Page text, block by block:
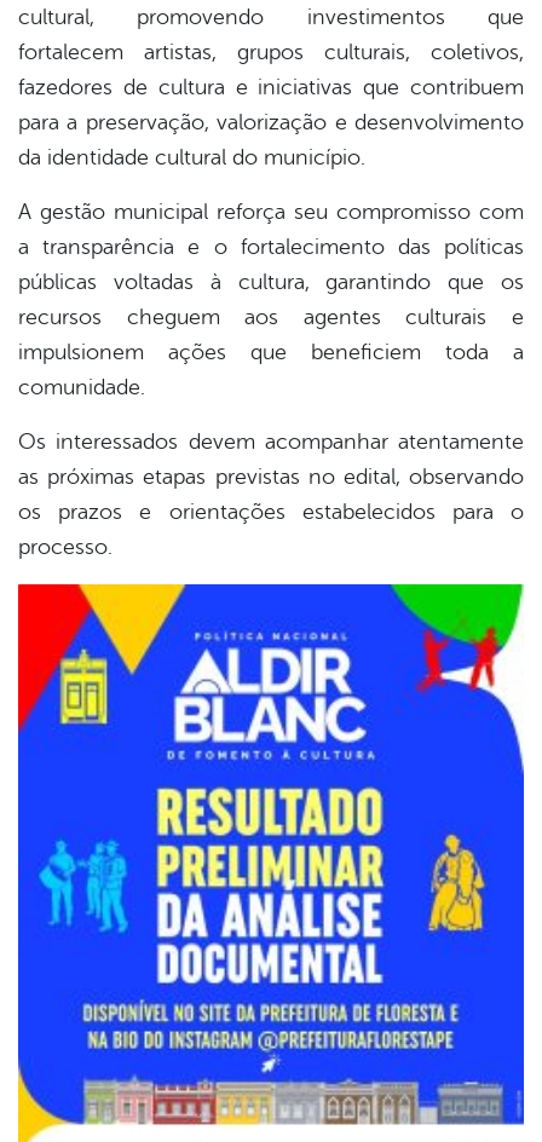
cultural, promovendo investimentos que
fortalecem artistas, grupos culturais, coletivos,
fazedores de cultura e iniciativas que contribuem
para a preservação, valorização e desenvolvimento
da identidade cultural do município.
A gestão municipal reforça seu compromisso com
a transparência e o fortalecimento das políticas
públicas voltadas à cultura, garantindo que os
recursos cheguem aos agentes culturais e
impulsionem ações que beneficiem toda a
comunidade.
Os interessados devem acompanhar atentamente
as próximas etapas previstas no edital, observando
os prazos e orientações estabelecidos para o
processo.